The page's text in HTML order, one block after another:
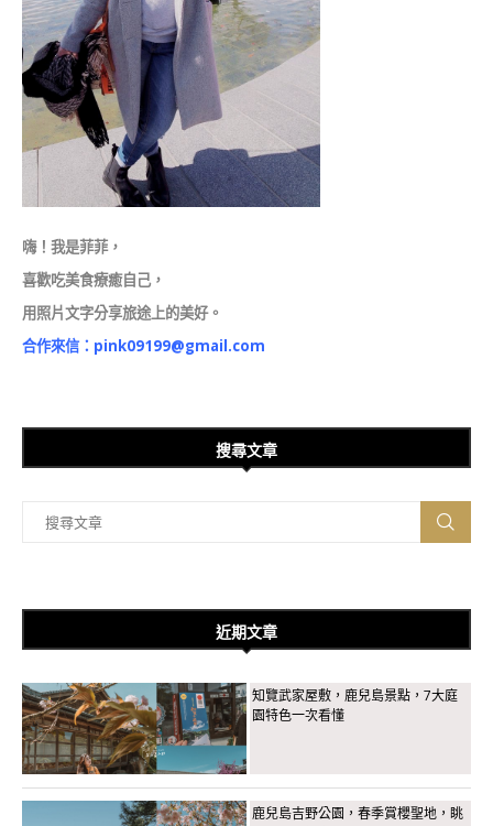
嗨！我是菲菲，
喜歡吃美食療癒自己，
用照片文字分享旅途上的美好。
合作來信： pink09199@gmail.com
搜尋文章
近期文章
知覽武家屋敷，鹿兒島景點，7大庭
園特色一次看懂
鹿兒島吉野公園，春季賞櫻聖地，眺